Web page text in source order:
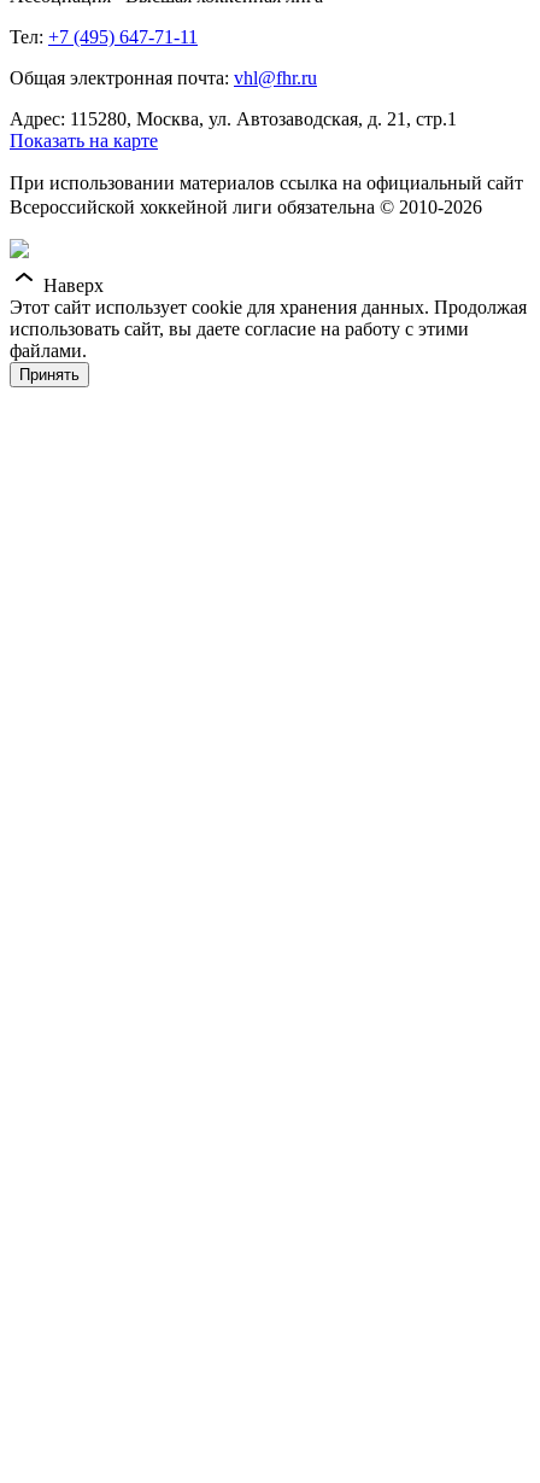
Тел: +7 (495) 647-71-11
Общая электронная почта: vhl@fhr.ru
Адрес: 115280, Москва, ул. Автозаводская, д. 21, стр.1
Показать на карте
При использовании материалов ссылка на официальный сайт
Всероссийской хоккейной лиги обязательна © 2010-2026
Наверх
Этот сайт использует cookie для хранения данных. Продолжая
использовать сайт, вы даете согласие на работу с этими
файлами.
Принять